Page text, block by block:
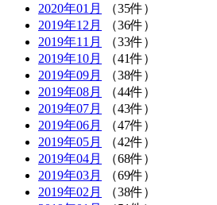
2020年01月
（35件）
2019年12月
（36件）
2019年11月
（33件）
2019年10月
（41件）
2019年09月
（38件）
2019年08月
（44件）
2019年07月
（43件）
2019年06月
（47件）
2019年05月
（42件）
2019年04月
（68件）
2019年03月
（69件）
2019年02月
（38件）